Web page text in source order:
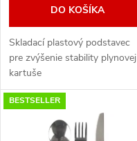
o
d
u
k
d
u
k
DO KOŠÍKA
Skladací plastový podstavec
pre zvýšenie stability plynovej
kartuše
BESTSELLER